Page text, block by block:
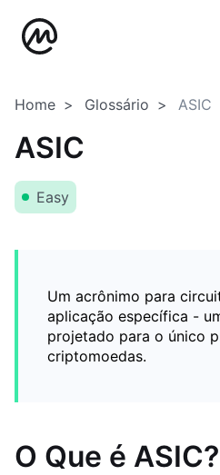
Home Glossário ASIC
ASIC
Easy
Um acrônimo para
aplicação específica -
projetado para o único
criptomoedas.
O Que é ASIC?